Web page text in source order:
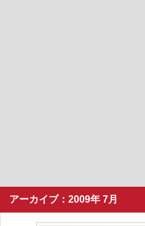
アーカイブ：2009年 7月